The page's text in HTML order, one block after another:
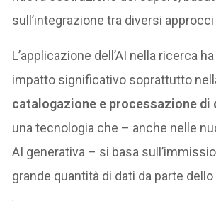
sull’integrazione tra diversi
L’applicazione dell’AI nella ricerca
impatto significativo soprattutto
catalogazione e processazione di
una tecnologia che – anche nelle
AI generativa – si basa
grande quantità di dati da parte